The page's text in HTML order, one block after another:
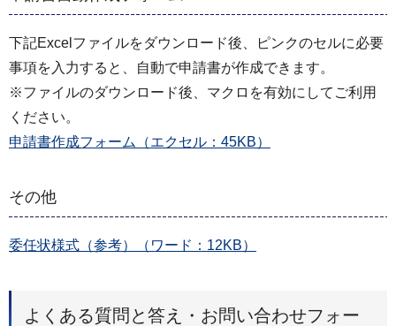
下記Excelファイルをダウンロード後、ピンクのセルに必要
事項を入力すると、自動で申請書が作成できます。
※ファイルのダウンロード後、マクロを有効にしてご利用
ください。
申請書作成フォーム（エクセル：45KB）
その他
委任状様式（参考）（ワード：12KB）
よくある質問と答え・お問い合わせフォー